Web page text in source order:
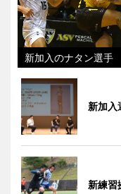
新加入のナタン選手
新加入
新練習